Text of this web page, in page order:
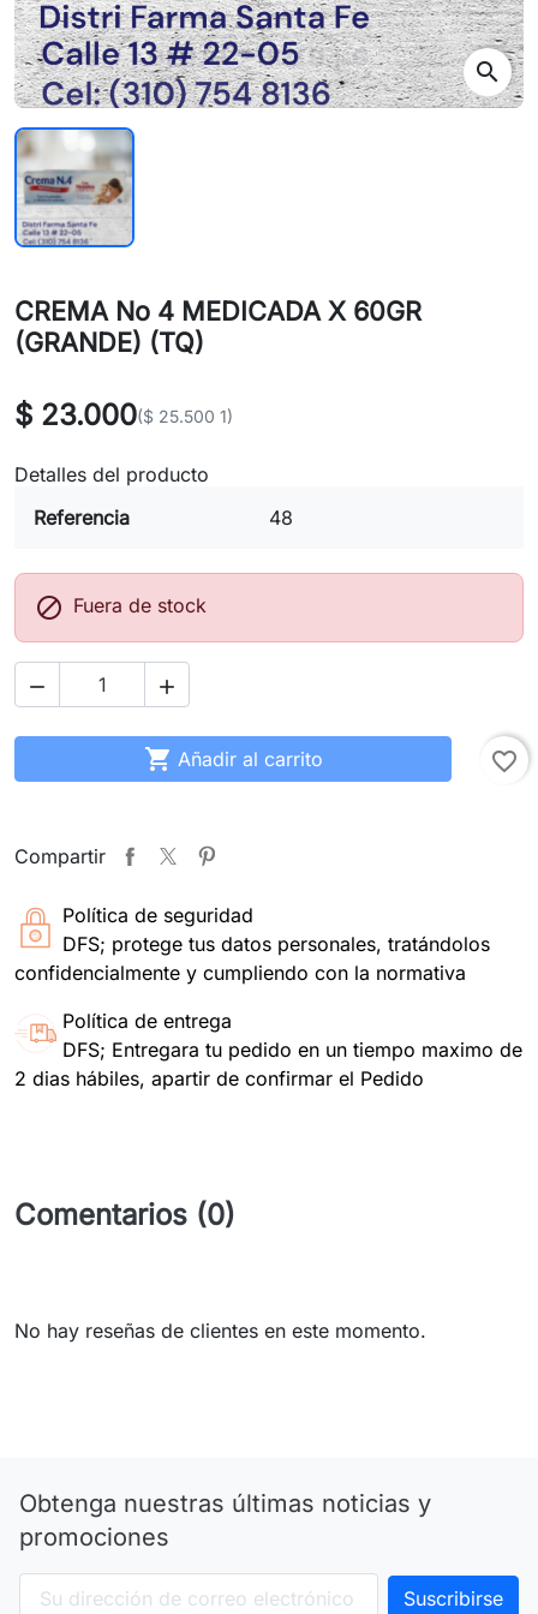
search
CREMA No 4 MEDICADA X 60GR
(GRANDE) (TQ)
$ 23.000($ 25.500 1)
Detalles del producto
Referencia
48
 Fuera de stock
 
 Añadir al carrito favorite_border
Compartir
Política de seguridad
DFS; protege tus datos personales, tratándolos
confidencialmente y cumpliendo con la normativa
Política de entrega
DFS; Entregara tu pedido en un tiempo maximo de
2 dias hábiles, apartir de confirmar el Pedido
Comentarios (0)
No hay reseñas de clientes en este momento.
Obtenga nuestras últimas noticias y
promociones